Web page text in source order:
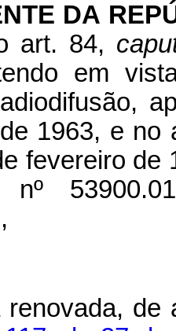
DA
art. 84,
em
1963, e
fevereiro